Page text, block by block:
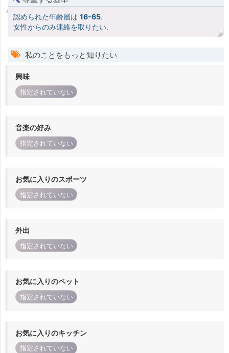
認められた年齢層は 16-65.
女性からのみ連絡を取りたい.
私のことをもっと知りたい
興味
指定されていない
音楽の好み
指定されていない
お気に入りのスポーツ
指定されていない
外出
指定されていない
お気に入りのペット
指定されていない
お気に入りのキッチン
指定されていない